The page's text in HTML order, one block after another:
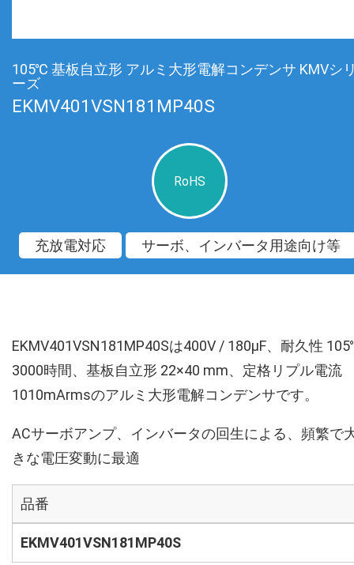
105℃ 基板自立形 アルミ大形電解コンデンサ KMVシ
ーズ
EKMV401VSN181MP40S
RoHS
充放電対応 サーボ、インバータ用途向け等
EKMV401VSN181MP40Sは400V / 180µF、耐久性
3000時間、基板自立形 22×40 mm、定格リプル電流
1010mArmsのアルミ大形電解コンデンサです。
ACサーボアンプ、インバータの回生による、頻繁で
きな電圧変動に最適
品番
EKMV401VSN181MP40S